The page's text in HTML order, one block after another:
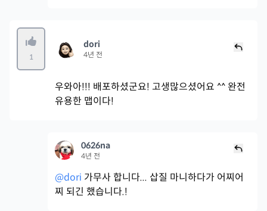
1
dori
4년 전
우와아!!! 배포하셨군요! 고생많으셨어요 ^^ 완전
유용한 맵이다!
0626na
4년 전
@dori 가무사 합니다... 삽질 마니하다가 어찌어
찌 되긴 했습니다.!